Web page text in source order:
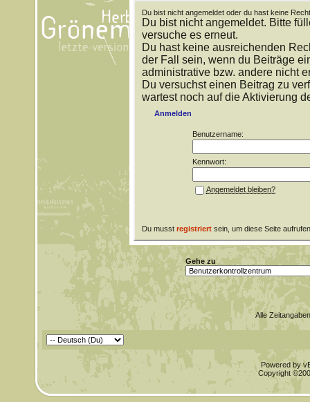
Du bist nicht angemeldet oder du hast keine
Du bist nicht angemeldet. Bitte
versuche es erneut.
Du hast keine ausreichenden
der Fall sein, wenn du Beiträge
administrative bzw. andere nicht
Du versuchst einen Beitrag zu
wartest noch auf die Aktivierung
Anmelden
Benutzername:
Kennwort:
Angemeldet bleiben?
Du musst registriertsein, um diese Seite
Gehe zu
Alle
Powered by
Copyright